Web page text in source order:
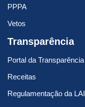
PPPA
Vetos
Transparência
Portal da Transparência
Receitas
Regulamentação da LAI